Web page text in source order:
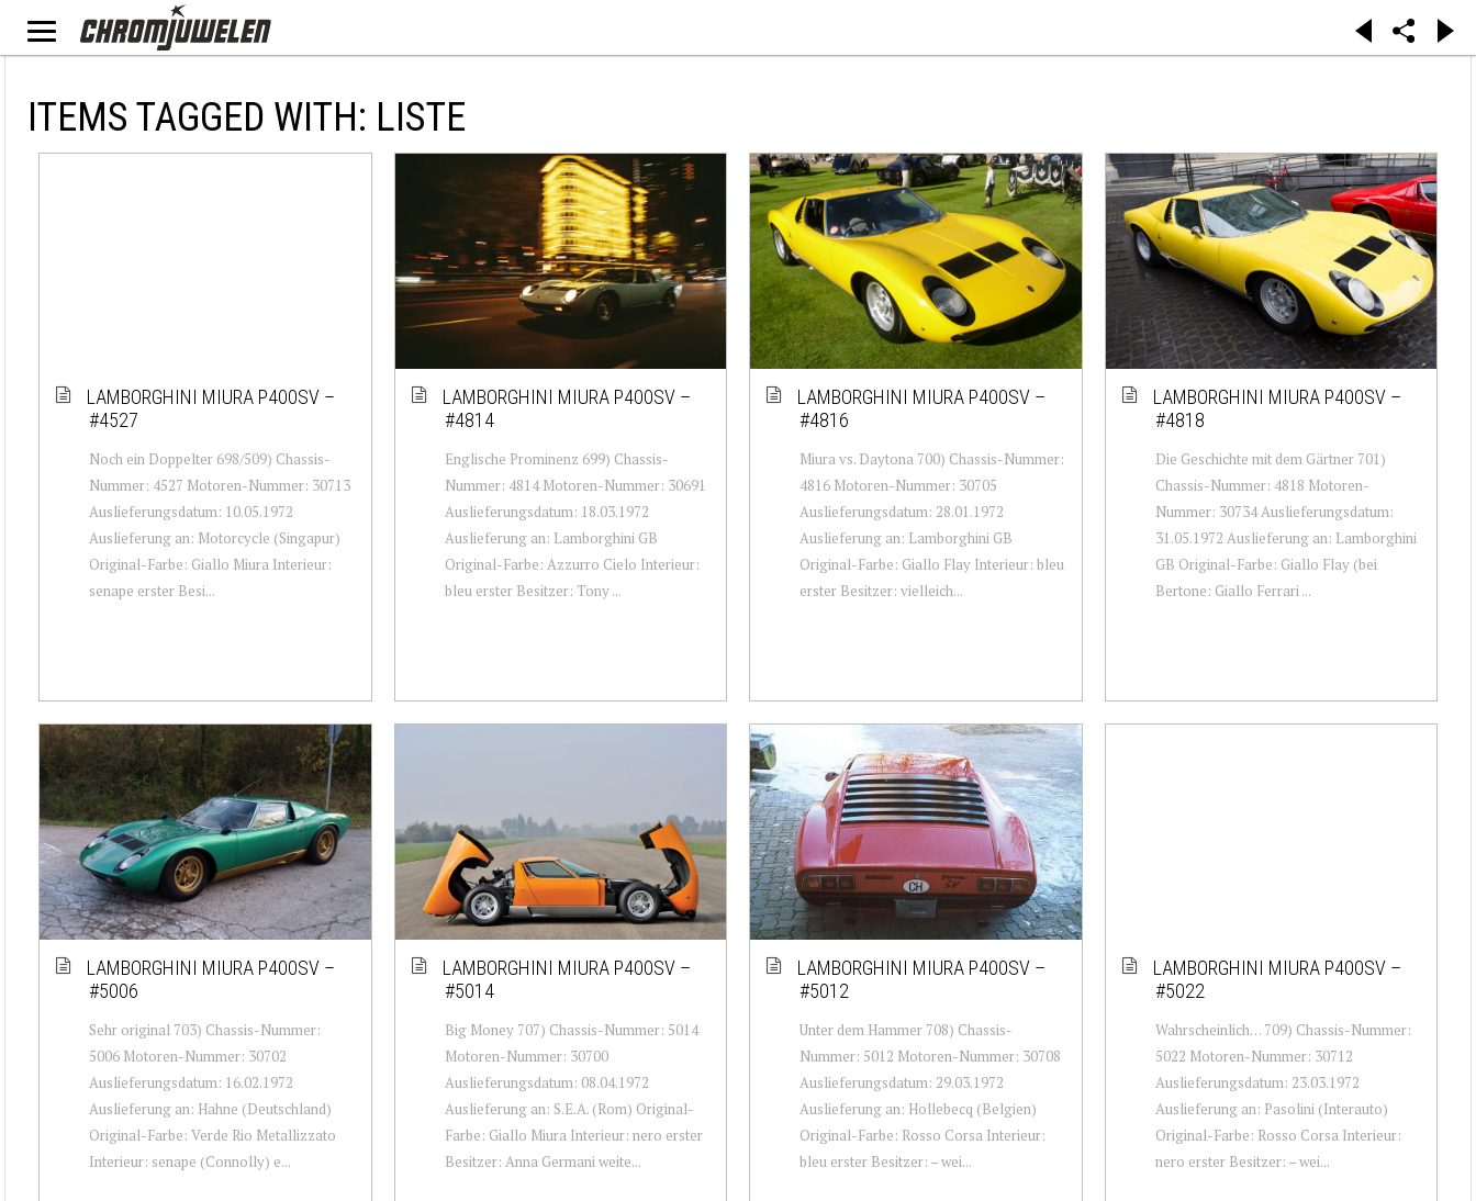
ITEMS TAGGED WITH: LISTE
LAMBORGHINI MIURA P400SV –
#4527
Noch ein Doppelter 698/509) Chassis-
Nummer: 4527 Motoren-Nummer: 30713
Auslieferungsdatum: 10.05.1972
Auslieferung an: Motorcycle (Singapur)
Original-Farbe: Giallo Miura Interieur:
senape erster Besi...
LAMBORGHINI MIURA P400SV –
#4814
Englische Prominenz 699) Chassis-
Nummer: 4814 Motoren-Nummer: 30691
Auslieferungsdatum: 18.03.1972
Auslieferung an: Lamborghini GB
Original-Farbe: Azzurro Cielo Interieur:
bleu erster Besitzer: Tony ...
LAMBORGHINI MIURA P400SV –
#4816
Miura vs. Daytona 700) Chassis-Nummer:
4816 Motoren-Nummer: 30705
Auslieferungsdatum: 28.01.1972
Auslieferung an: Lamborghini GB
Original-Farbe: Giallo Flay Interieur: bleu
erster Besitzer: vielleich...
LAMBORGHINI MIURA P400SV –
#4818
Die Geschichte mit dem Gärtner 701)
Chassis-Nummer: 4818 Motoren-
Nummer: 30734 Auslieferungsdatum:
31.05.1972 Auslieferung an: Lamborghini
GB Original-Farbe: Giallo Flay (bei
Bertone: Giallo Ferrari ...
LAMBORGHINI MIURA P400SV –
#5006
Sehr original 703) Chassis-Nummer:
5006 Motoren-Nummer: 30702
Auslieferungsdatum: 16.02.1972
Auslieferung an: Hahne (Deutschland)
Original-Farbe: Verde Rio Metallizzato
Interieur: senape (Connolly) e...
LAMBORGHINI MIURA P400SV –
#5014
Big Money 707) Chassis-Nummer: 5014
Motoren-Nummer: 30700
Auslieferungsdatum: 08.04.1972
Auslieferung an: S.E.A. (Rom) Original-
Farbe: Giallo Miura Interieur: nero erster
Besitzer: Anna Germani weite...
LAMBORGHINI MIURA P400SV –
#5012
Unter dem Hammer 708) Chassis-
Nummer: 5012 Motoren-Nummer: 30708
Auslieferungsdatum: 29.03.1972
Auslieferung an: Hollebecq (Belgien)
Original-Farbe: Rosso Corsa Interieur:
bleu erster Besitzer: – wei...
LAMBORGHINI MIURA P400SV –
#5022
Wahrscheinlich… 709) Chassis-Nummer:
5022 Motoren-Nummer: 30712
Auslieferungsdatum: 23.03.1972
Auslieferung an: Pasolini (Interauto)
Original-Farbe: Rosso Corsa Interieur:
nero erster Besitzer: – wei...